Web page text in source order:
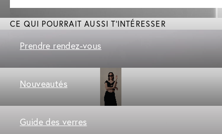
CE QUI POURRAIT AUSSI T'INTÉRESSER
Prendre rendez-vous
Nouveautés
Guide des verres